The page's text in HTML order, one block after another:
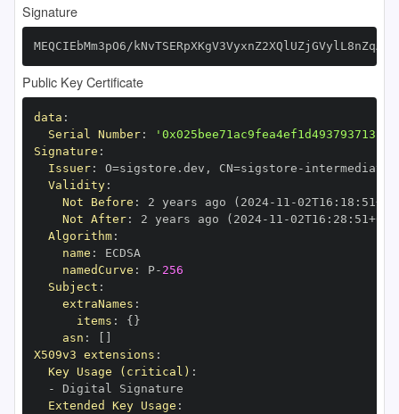
Signature
MEQCIEbMm3pO6/
Public Key Certificate
data :
Serial Number:
Signature :
Issuer: O=sigstore.dev , CN=sigstore -
Validity:
Not Before : 2 years ago (2024- 11 -02T16 : 18 : 51+00
Not After: 2 years ago (2024- 11 -02T16 : 28 : 51+00
Algorithm:
name :
namedCurve : P- 256
Subject :
extraNames :
items : { }
asn :
X509v3 extensions :
Key Usage (critical) :
-
Extended Key Usage :